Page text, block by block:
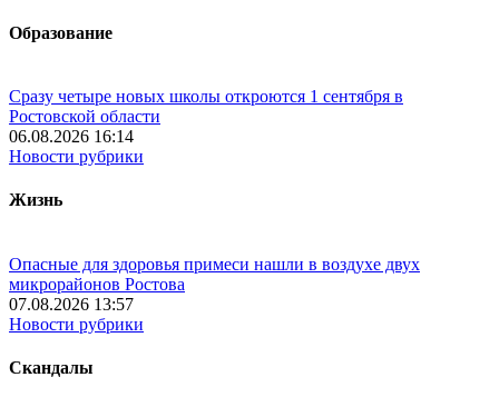
Образование
Сразу четыре новых школы откроются 1 сентября в
Ростовской области
06.08.2026 16:14
Новости рубрики
Жизнь
Опасные для здоровья примеси нашли в воздухе двух
микрорайонов Ростова
07.08.2026 13:57
Новости рубрики
Скандалы